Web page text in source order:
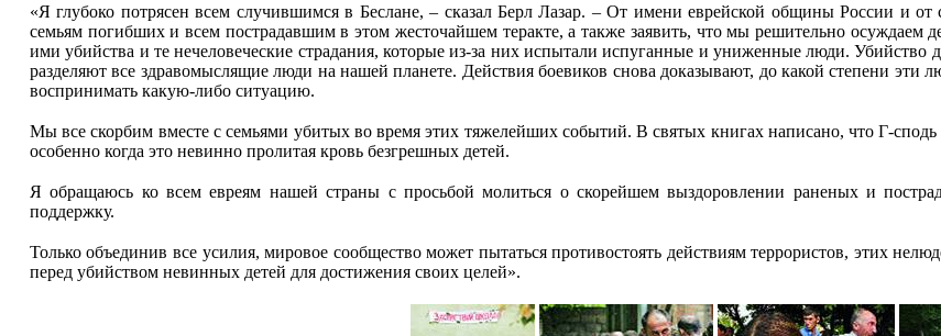
«Я глубоко потрясен всем случившимся в Беслане, – сказал Берл Лазар. – От имени еврейской общины России и от
семьям погибших и всем пострадавшим в этом жесточайшем теракте, а также заявить, что мы решительно осуждаем
ими убийства и те нечеловеческие страдания, которые из-за них испытали испуганные и униженные люди. Убийство
разделяют все здравомыслящие люди на нашей планете. Действия боевиков снова доказывают, до какой степени эти
воспринимать какую-либо ситуацию.
Мы все скорбим вместе с семьями убитых во время этих тяжелейших событий. В святых книгах написано, что Г-
особенно когда это невинно пролитая кровь безгрешных детей.
Я обращаюсь ко всем евреям нашей страны с просьбой молиться о скорейшем выздоровлении раненых и
поддержку.
Только объединив все усилия, мировое сообщество может пытаться противостоять действиям террористов, этих
перед убийством невинных детей для достижения своих целей».